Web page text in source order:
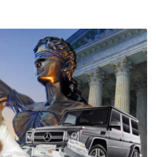
покупает»